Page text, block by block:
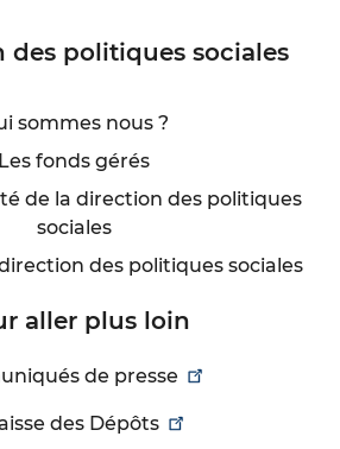
des politiques sociales
sommes nous ?
Les fonds gérés
de la direction des politiques
sociales
des politiques sociales
aller plus loin
de presse
des Dépôts